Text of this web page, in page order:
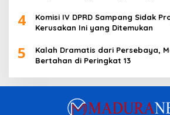
4
Komisi IV DPRD Sampang Sidak
Kerusakan Ini yang Ditemukan
5
Kalah Dramatis dari Persebaya,
Bertahan di Peringkat 13